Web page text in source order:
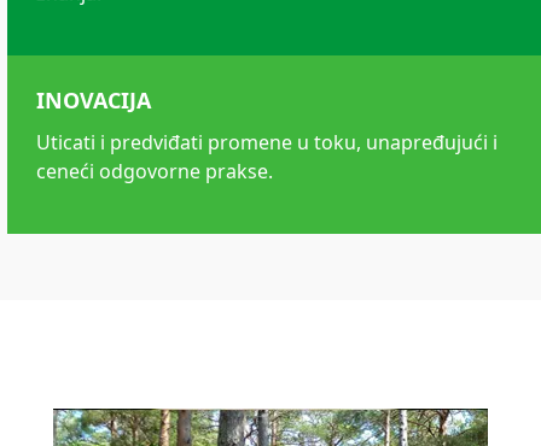
INOVACIJA
Uticati i predviđati promene u toku, unapređujući i
ceneći odgovorne prakse.